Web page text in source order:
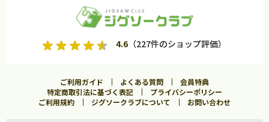
4.6（227件のショップ評価）
ご利用ガイド よくある質問
会員特典
特定商取引法に基づく表記
プライバシーポリシー
ご利用規約
ジグソークラブについて お問い合わせ